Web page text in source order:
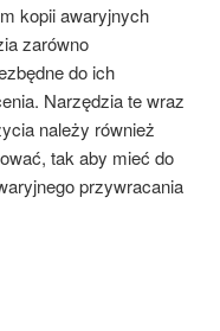
kopii awaryjnych
zarówno
do ich
Narzędzia te wraz
należy również
tak aby mieć do
przywracania